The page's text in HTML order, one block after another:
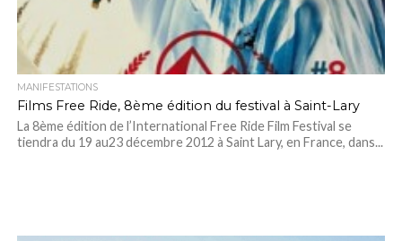
MANIFESTATIONS
Films Free Ride, 8ème édition du festival à Saint-Lary
La 8ème édition de l’International Free Ride Film Festival se
tiendra du 19 au23 décembre 2012 à Saint Lary, en France, dans...